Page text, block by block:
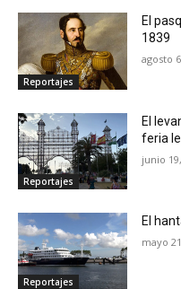
Reportajes
El
1839
agosto
Reportajes
El
feria
junio
Reportajes
El
mayo